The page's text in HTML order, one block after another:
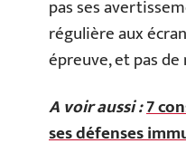
pas ses
régulière aux
épreuve, et pas
A voir aussi :7
ses défenses